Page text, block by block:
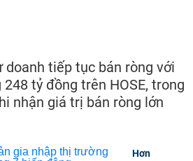
doanh tiếp tục bán ròng với
tỷ đồng trên HOSE, trong
nhận giá trị bán ròng lớn
Hơn